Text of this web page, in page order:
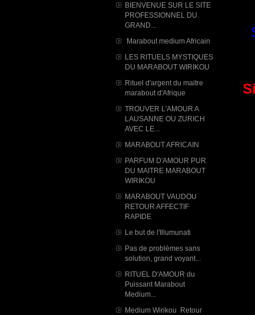
BIENVENUE SUR LE SITE
PROFESSIONNEL DU
GRAND...
Marabout medium Africain
LES RITUELS MYSTIQUES
DU MARABOUT WIRIKOU
Rituel d'argent du maitre
marabout d'Afrique
TROUVER L'AMOUR A
LAUSANNE OU ZURICH
AVEC LE...
MARABOUT AFRICAIN
PARFUM D'AMOUR PUR
DU MAITRE MARABOUT
WIRIKOU
MARABOUT VAUDOU
RETOUR AFFECTIF
RAPIDE
Le but de l'Illumunati
Pas de problèmes sans
solution, grand voyant...
RITUEL D'AMOUR du
Puissant Marabout
Medium...
Medium Wirikou Retour